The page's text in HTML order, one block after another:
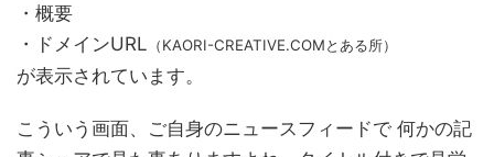
・概要
・ドメインURL （KAORI-CREATIVE.COMとある所）
が表示されています。
こういう画面、ご自身のニュースフィードで 何かの記